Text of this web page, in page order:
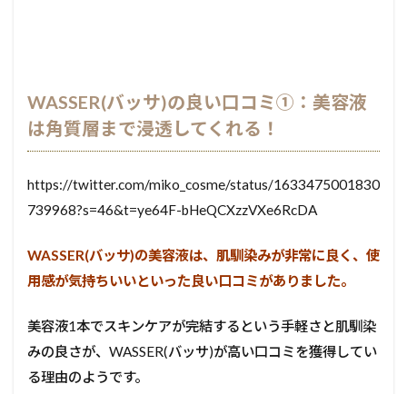
WASSER(バッサ)の良い口コミ①：美容液
は角質層まで浸透してくれる！
https://twitter.com/miko_cosme/status/1633475001830
739968?s=46&t=ye64F-bHeQCXzzVXe6RcDA
WASSER(バッサ)の美容液は、肌馴染みが非常に良く、使
用感が気持ちいいといった良い口コミがありました。
美容液1本でスキンケアが完結するという手軽さと肌馴染
みの良さが、WASSER(バッサ)が高い口コミを獲得してい
る理由のようです。